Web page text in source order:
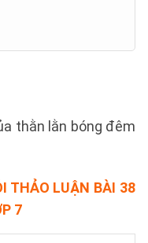
thằn lằn bóng đêm
THẢO LUẬN BÀI 38
7